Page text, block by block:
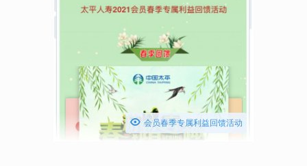
 会员春季专属利益回馈活动